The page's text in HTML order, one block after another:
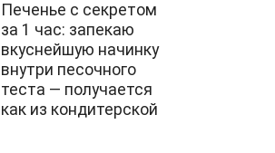
Печенье с секретом
за 1 час: запекаю
вкуснейшую начинку
внутри песочного
теста — получается
как из кондитерской